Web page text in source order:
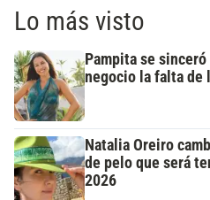
Lo más visto
Pampita se
negocio la falta de
Natalia Oreiro
de pelo que será
2026